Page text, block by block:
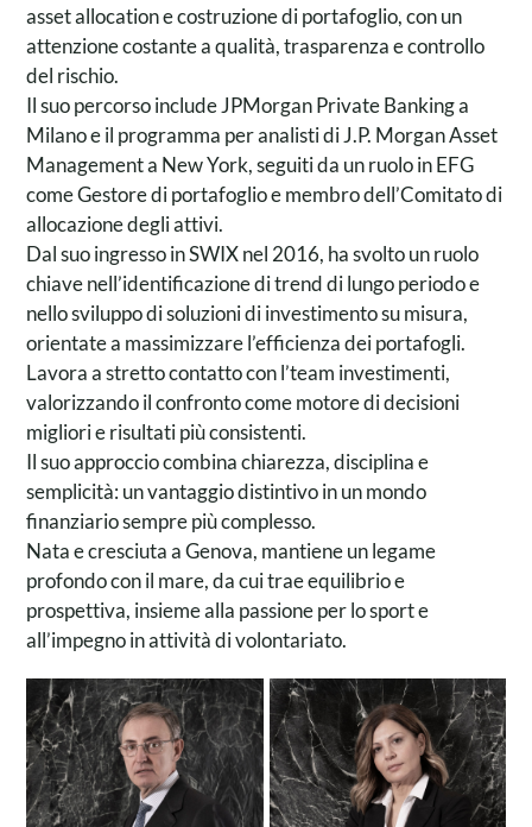
Patrizio Manzuoli
Partner e Responsabile
senior delle relazioni
con i clienti
Tiziana Guarisco
Assistente di direzione
asset allocation e costruzione di portafoglio, con un
attenzione costante a qualità, trasparenza e controllo
del rischio.
Il suo percorso include JPMorgan Private Banking a
Milano e il programma per analisti di J.P. Morgan Asset
Management a New York, seguiti da un ruolo in EFG
come Gestore di portafoglio e membro dell’Comitato di
allocazione degli attivi.
Dal suo ingresso in SWIX nel 2016, ha svolto un ruolo
chiave nell’identificazione di trend di lungo periodo e
nello sviluppo di soluzioni di investimento su misura,
orientate a massimizzare l’efficienza dei portafogli.
Lavora a stretto contatto con l’team investimenti,
valorizzando il confronto come motore di decisioni
migliori e risultati più consistenti.
Il suo approccio combina chiarezza, disciplina e
semplicità: un vantaggio distintivo in un mondo
finanziario sempre più complesso.
Nata e cresciuta a Genova, mantiene un legame
profondo con il mare, da cui trae equilibrio e
prospettiva, insieme alla passione per lo sport e
all’impegno in attività di volontariato.